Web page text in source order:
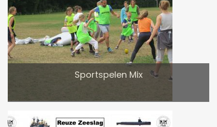
Sportspelen Mix